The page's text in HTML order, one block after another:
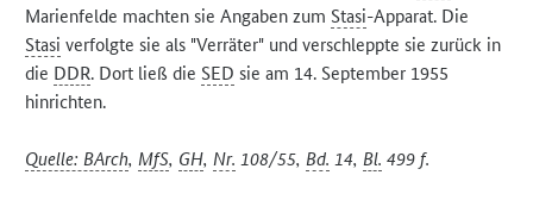
Marienfelde machten sie Angaben zum Stasi-Apparat. Die
Stasi verfolgte sie als "Verräter" und verschleppte sie zurück in
die DDR. Dort ließ die SED sie am 14. September 1955
hinrichten.
Quelle: BArch, MfS, GH, Nr. 108/55, Bd. 14, Bl. 499 f.